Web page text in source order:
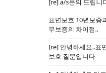
[re] a/s문의 드립니
표면보호 10년보증
무보증의 차이점..
[re] 안녕하세요..표
보호 질문입니다